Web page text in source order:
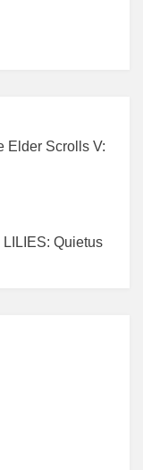
Elder Scrolls V:
Quietus